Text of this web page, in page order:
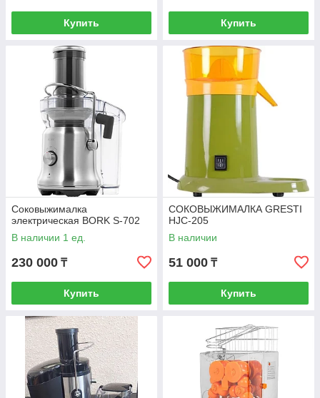
Купить Купить
Соковыжималка
электрическая BORK S-702
В наличии 1 ед.
230 000 ₸
Купить
СОКОВЫЖИМАЛКА GRESTI
HJC-205
В наличии
51 000 ₸
Купить